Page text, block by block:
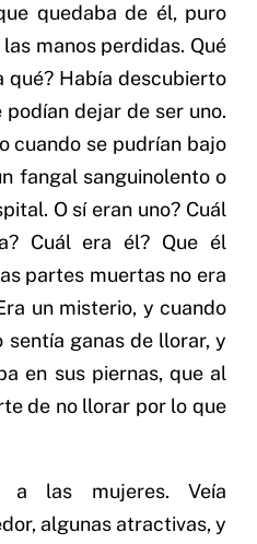
quedaba de él, puro
manos perdidas. Qué
qué? Había descubierto
dejar de ser uno.
cuando se pudrían bajo
fangal sanguinolento o
O sí eran uno? Cuál
Cuál era él? Que él
partes muertas no era
un misterio, y cuando
sentía ganas de llorar, y
en sus piernas, que al
de no llorar por lo que
a las mujeres. Veía
algunas atractivas, y